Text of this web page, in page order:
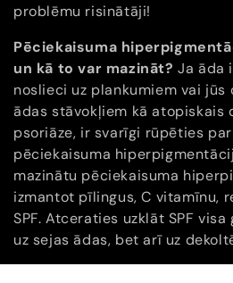
problēmu risinātāji!
Pēciekaisuma
un kā to var mazināt?Ja āda
noslieci uz plankumiem vai
ādas stāvokļiem kā atopiskais
psoriāze, ir svarīgi rūpēties
pēciekaisuma
mazinātu pēciekaisuma
izmantot pīlingus, C vitamīnu,
SPF. Atceraties uzklāt SPF
uz sejas ādas, bet arī uz